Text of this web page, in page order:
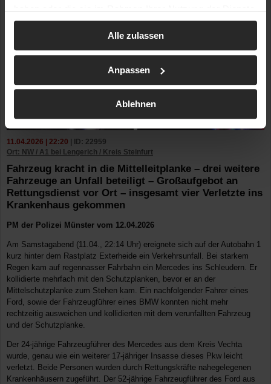
haben oder die sie im Rahmen Ihrer Nutzung der Dienste
gesammelt haben.
Alle zulassen
Anpassen
Ablehnen
11.04.2026 | 22:20 | ID: 22959
Ort: NW / A1 bei Lengerich / Kreis Steinfurt
Fahrzeug kracht in die Mittelleitplanke – drei weitere
Fahrzeuge an Unfall beteiligt – Großaufgebot an
Rettungsdienst vor Ort – insgesamt vier Verletzte ins
Krankenhaus gekommen
PM der Polizei Münster vom 12.04.2026
Am Samstagabend (11.04., 22:14 Uhr) ereignete sich auf der Autobahn 1
kurz hinter dem Rastplatz Exterheide ein Verkehrsunfall. Bei starkem
Regen kam auf regennasser Fahrbahn ein Mercedes ins Schleudern. Er
kollidierte mehrfach mit den Schutzplanken, bevor er an der
Mittelschutzplanke zum Stehen kam. Ein nachfolgender Fahrer eines
Ford, sowie der Fahrzeugführer eines BMW konnten nicht mehr
rechtzeitig ausweichen und kollidierten mit dem verunfallten Fahrzeug
und der Schutzplanke.
Der 24-jährige Fahrzeugführer des Mercedes aus dem Kreis Vechta
wurde, genau wie ein weiterer 17-jähriger Insasse dieses Pkw leicht
verletzt. Beide Personen wurden durch Rettungskräfte nahegelegenen
Krankenhäusern zugeführt. Der 52-jährige Fahrzeugführer des Ford aus